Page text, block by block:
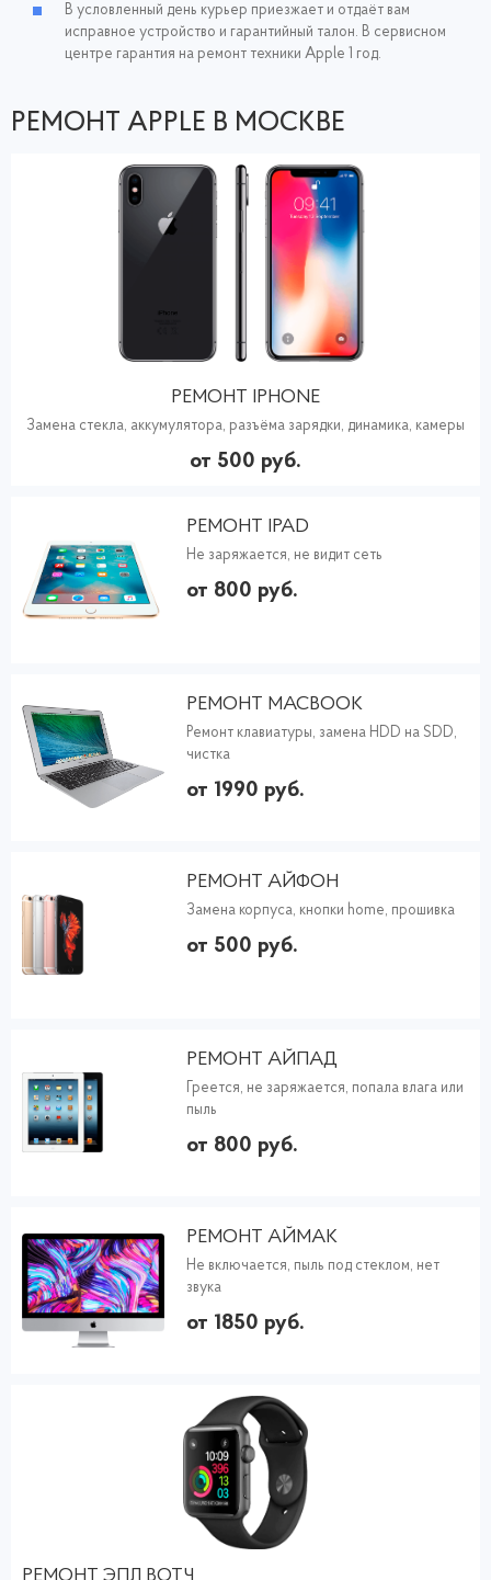
В условленный день курьер приезжает и отдаёт вам
исправное устройство и гарантийный талон. В сервисном
центре гарантия на ремонт техники Apple 1 год.
РЕМОНТ APPLE В МОСКВЕ
РЕМОНТ IPHONE
Замена стекла, аккумулятора, разъёма зарядки, динамика, камеры
от 500 руб.
РЕМОНТ IPAD
Не заряжается, не видит сеть
от 800 руб.
РЕМОНТ MACBOOK
Ремонт клавиатуры, замена HDD на SDD,
чистка
от 1990 руб.
РЕМОНТ АЙФОН
Замена корпуса, кнопки home, прошивка
от 500 руб.
РЕМОНТ АЙПАД
Греется, не заряжается, попала влага или
пыль
от 800 руб.
РЕМОНТ АЙМАК
Не включается, пыль под стеклом, нет
звука
от 1850 руб.
РЕМОНТ ЭПЛ ВОТЧ